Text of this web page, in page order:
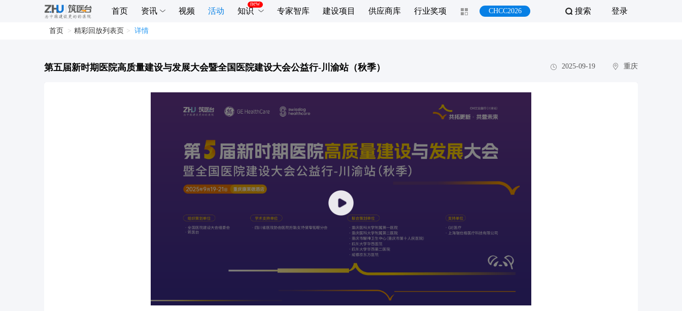
登录
搜索
首页 资讯 视频 活动 知识 专家智库 建设项目 供应商库 行业奖项 CHCC2026
首页 精彩回放列表页 详情
第五届新时期医院高质量建设与发展大会暨全国医院建设大会公益行-川渝站（秋季） 2025-09-19 重庆